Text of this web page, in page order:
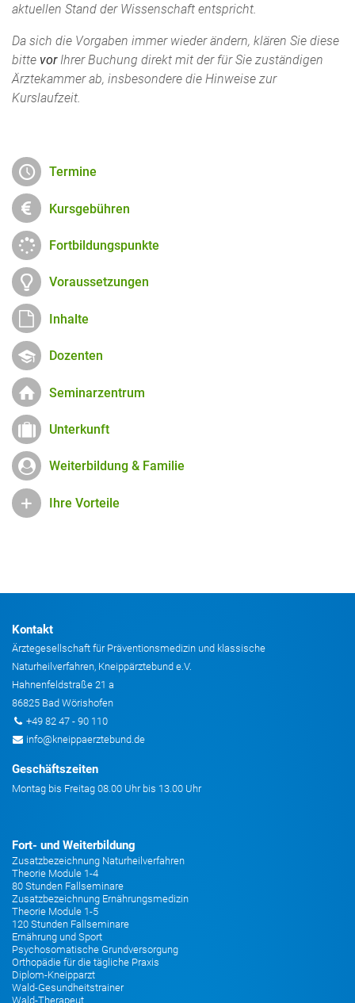
aktuellen Stand der Wissenschaft entspricht.
Da sich die Vorgaben immer wieder ändern, klären Sie diese
bitte vor Ihrer Buchung direkt mit der für Sie zuständigen
Ärztekammer ab, insbesondere die Hinweise zur
Kurslaufzeit.
Termine
Kursgebühren
Fortbildungspunkte
Voraussetzungen
Inhalte
Dozenten
Seminarzentrum
Unterkunft
Weiterbildung & Familie
Ihre Vorteile
Kontakt
Ärztegesellschaft für Präventionsmedizin und klassische
Naturheilverfahren, Kneippärztebund e.V.
Hahnenfeldstraße 21 a
86825 Bad Wörishofen
+49 82 47 - 90 110
info@kneippaerztebund.de
Geschäftszeiten
Montag bis Freitag 08.00 Uhr bis 13.00 Uhr
Fort- und Weiterbildung
Zusatzbezeichnung Naturheilverfahren
Theorie Module 1-4
80 Stunden Fallseminare
Zusatzbezeichnung Ernährungsmedizin
Theorie Module 1-5
120 Stunden Fallseminare
Ernährung und Sport
Psychosomatische Grundversorgung
Orthopädie für die tägliche Praxis
Diplom-Kneipparzt
Wald-Gesundheitstrainer
Wald-Therapeut